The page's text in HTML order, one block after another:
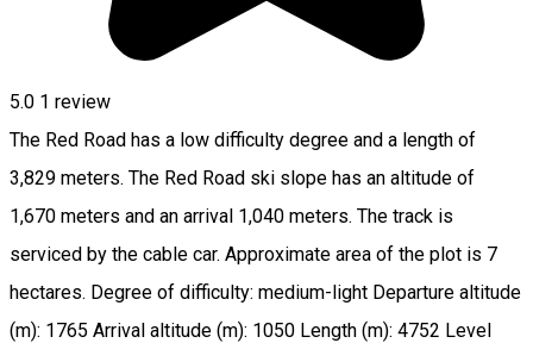
5.0 1 review
The Red Road has a low difficulty degree and a length of
3,829 meters. The Red Road ski slope has an altitude of
1,670 meters and an arrival 1,040 meters. The track is
serviced by the cable car. Approximate area of the plot is 7
hectares. Degree of difficulty: medium-light Departure altitude
(m): 1765 Arrival altitude (m): 1050 Length (m): 4752 Level